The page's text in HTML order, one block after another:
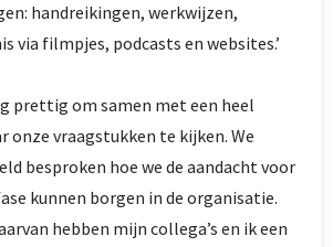
handreikingen, werkwijzen,
via filmpjes, podcasts en websites.’
prettig om samen met een heel
onze vraagstukken te kijken. We
besproken hoe we de aandacht voor
kunnen borgen in de organisatie.
hebben mijn collega’s en ik een